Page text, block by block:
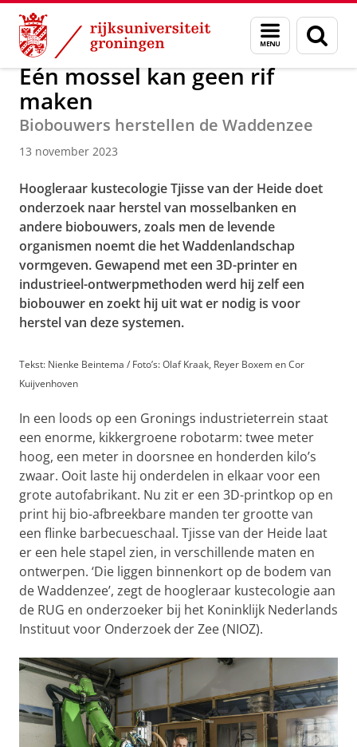
Skip
Content
Skip
Navigation
Menu
en
zoeken
Over ons Actueel Nieuws Nieuwsberichten
Eén mossel kan geen rif
maken
Biobouwers herstellen de Waddenzee
13 november 2023
Hoogleraar kustecologie Tjisse van der Heide doet
onderzoek naar herstel van mosselbanken en
andere biobouwers, zoals men de levende
organismen noemt die het Waddenlandschap
vormgeven. Gewapend met een 3D-printer en
industrieel-ontwerpmethoden werd hij zelf een
biobouwer en zoekt hij uit wat er nodig is voor
herstel van deze systemen.
Tekst: Nienke Beintema / Foto’s: Olaf Kraak, Reyer Boxem en Cor
Kuijvenhoven
In een loods op een Gronings industrieterrein staat
een enorme, kikkergroene robotarm: twee meter
hoog, een meter in doorsnee en honderden kilo’s
zwaar. Ooit laste hij onderdelen in elkaar voor een
grote autofabrikant. Nu zit er een 3D-printkop op en
print hij bio-afbreekbare manden ter grootte van
een flinke barbecueschaal. Tjisse van der Heide laat
er een hele stapel zien, in verschillende maten en
ontwerpen. ‘Die liggen binnenkort op de bodem van
de Waddenzee’, zegt de hoogleraar kustecologie aan
de RUG en onderzoeker bij het Koninklijk Nederlands
Instituut voor Onderzoek der Zee (NIOZ).